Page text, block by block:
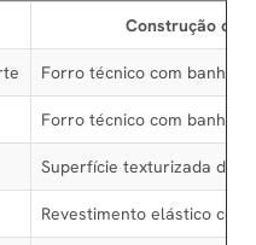
Construção
Forro técnico com banho
Forro técnico com banho
Superfície texturizada de
Revestimento elástico com